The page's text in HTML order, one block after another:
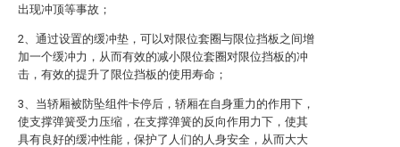
出现冲顶等事故；
2、通过设置的缓冲垫，可以对限位套圈与限位挡板之间增
加一个缓冲力，从而有效的减小限位套圈对限位挡板的冲
击，有效的提升了限位挡板的使用寿命；
3、当轿厢被防坠组件卡停后，轿厢在自身重力的作用下，
使支撑弹簧受力压缩，在支撑弹簧的反向作用力下，使其
具有良好的缓冲性能，保护了人们的人身安全，从而大大